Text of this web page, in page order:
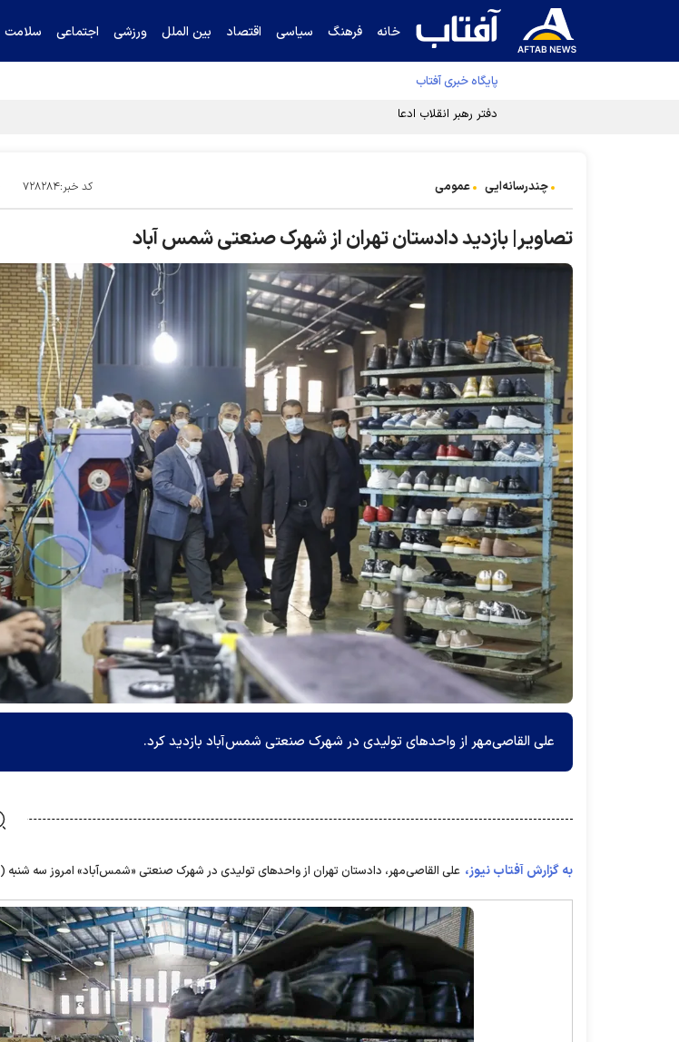
خانه فرهنگ سیاسی اقتصاد بین الملل ورزشی اجتماعی سلامت
پایگاه خبری آفتاب
دفتر رهبر انقلاب ادعای خرازی درباره پزشکیان را تکذیب کرد
چندرسانه‌ایی عمومی کد خبر:۷۲۸۲۸۴
تصاویر| بازدید دادستان تهران از شهرک صنعتی شمس آباد
علی القاصی‌مهر از واحد‌های تولیدی در شهرک صنعتی شمس‌آباد بازدید کرد.
به گزارش آفتاب نیوز، علی القاصی‌مهر، دادستان تهران از واحد‌های تولیدی در شهرک صنعتی «شمس‌آباد» امروز سه شنبه (۳۰ شهریور) بازید کرد.